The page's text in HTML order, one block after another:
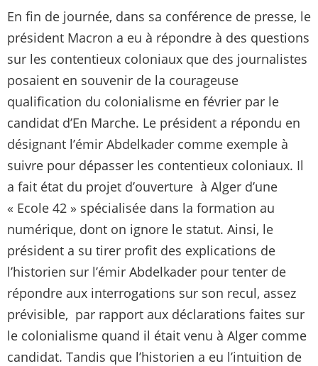
En fin de journée, dans sa conférence de presse, le
président Macron a eu à répondre à des questions
sur les contentieux coloniaux que des journalistes
posaient en souvenir de la courageuse
qualification du colonialisme en février par le
candidat d’En Marche. Le président a répondu en
désignant l’émir Abdelkader comme exemple à
suivre pour dépasser les contentieux coloniaux. Il
a fait état du projet d’ouverture à Alger d’une
« Ecole 42 » spécialisée dans la formation au
numérique, dont on ignore le statut. Ainsi, le
président a su tirer profit des explications de
l’historien sur l’émir Abdelkader pour tenter de
répondre aux interrogations sur son recul, assez
prévisible, par rapport aux déclarations faites sur
le colonialisme quand il était venu à Alger comme
candidat. Tandis que l’historien a eu l’intuition de